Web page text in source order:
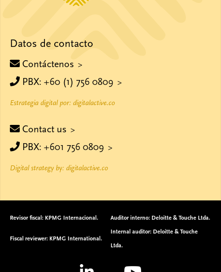
Datos de contacto
Contáctenos
PBX: +60 (1) 756 0809
Estrategia digital por: digitalactive.co
Contact us
PBX: +601 756 0809
Digital strategy by: digitalactive.co
Revisor fiscal: KPMG Internacional. Auditor interno: Deloitte & Touche Ltda.
Fiscal reviewer: KPMG International.
Internal auditor: Deloitte & Touche
Ltda.